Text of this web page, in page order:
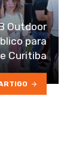
Outdoor
para
Curitiba